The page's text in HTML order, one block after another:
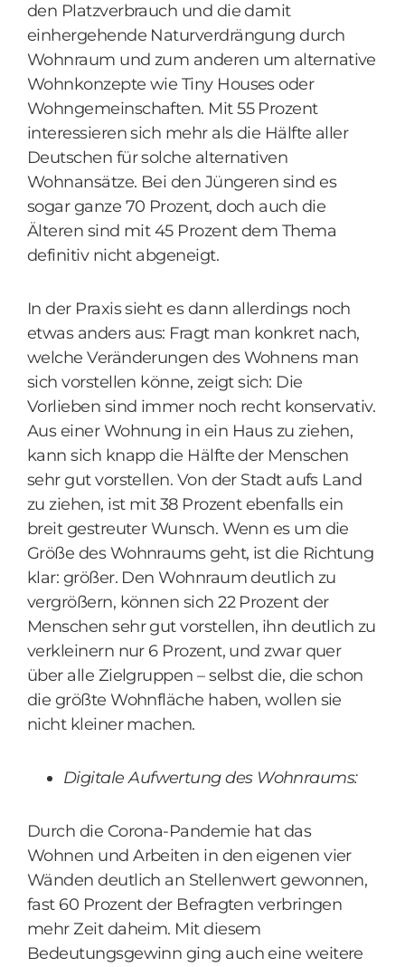
den Platzverbrauch und die damit
einhergehende Naturverdrängung durch
Wohnraum und zum anderen um alternative
Wohnkonzepte wie Tiny Houses oder
Wohngemeinschaften. Mit 55 Prozent
interessieren sich mehr als die Hälfte aller
Deutschen für solche alternativen
Wohnansätze. Bei den Jüngeren sind es
sogar ganze 70 Prozent, doch auch die
Älteren sind mit 45 Prozent dem Thema
definitiv nicht abgeneigt.
In der Praxis sieht es dann allerdings noch
etwas anders aus: Fragt man konkret nach,
welche Veränderungen des Wohnens man
sich vorstellen könne, zeigt sich: Die
Vorlieben sind immer noch recht konservativ.
Aus einer Wohnung in ein Haus zu ziehen,
kann sich knapp die Hälfte der Menschen
sehr gut vorstellen. Von der Stadt aufs Land
zu ziehen, ist mit 38 Prozent ebenfalls ein
breit gestreuter Wunsch. Wenn es um die
Größe des Wohnraums geht, ist die Richtung
klar: größer. Den Wohnraum deutlich zu
vergrößern, können sich 22 Prozent der
Menschen sehr gut vorstellen, ihn deutlich zu
verkleinern nur 6 Prozent, und zwar quer
über alle Zielgruppen – selbst die, die schon
die größte Wohnfläche haben, wollen sie
nicht kleiner machen.
Digitale Aufwertung des Wohnraums:
Durch die Corona-Pandemie hat das
Wohnen und Arbeiten in den eigenen vier
Wänden deutlich an Stellenwert gewonnen,
fast 60 Prozent der Befragten verbringen
mehr Zeit daheim. Mit diesem
Bedeutungsgewinn ging auch eine weitere